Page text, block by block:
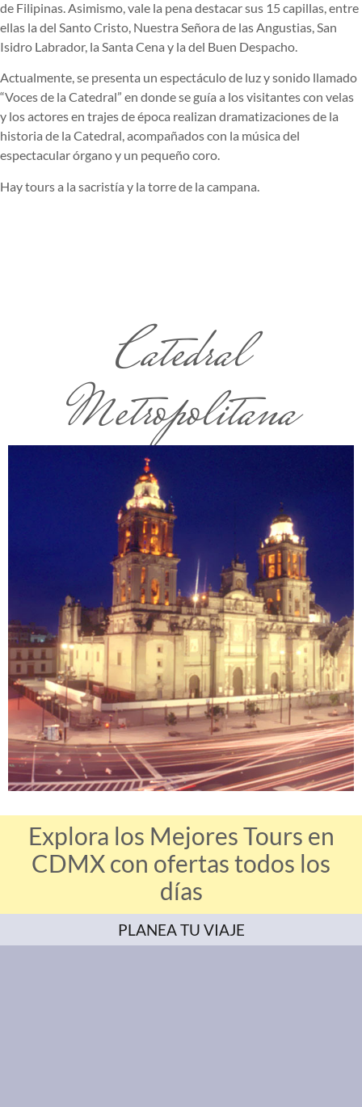
de Filipinas. Asimismo, vale la pena destacar sus 15 capillas, entre
ellas la del Santo Cristo, Nuestra Señora de las Angustias, San
Isidro Labrador, la Santa Cena y la del Buen Despacho.
Actualmente, se presenta un espectáculo de luz y sonido llamado
“Voces de la Catedral” en donde se guía a los visitantes con velas
y los actores en trajes de época realizan dramatizaciones de la
historia de la Catedral, acompañados con la música del
espectacular órgano y un pequeño coro.
Hay tours a la sacristía y la torre de la campana.
Catedral
Metropolitana
Explora los Mejores Tours en
CDMX con ofertas todos los
días
PLANEA TU VIAJE